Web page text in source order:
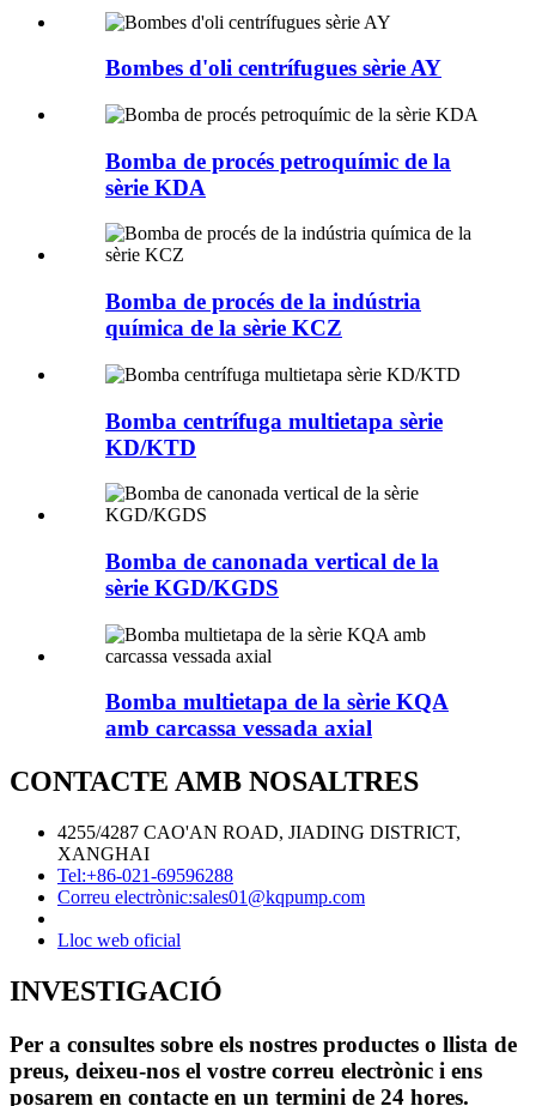
Bombes d'oli centrífugues sèrie AY
Bomba de procés petroquímic de la
sèrie KDA
Bomba de procés de la indústria
química de la sèrie KCZ
Bomba centrífuga multietapa sèrie
KD/KTD
Bomba de canonada vertical de la
sèrie KGD/KGDS
Bomba multietapa de la sèrie KQA
amb carcassa vessada axial
CONTACTE AMB NOSALTRES
4255/4287 CAO'AN ROAD, JIADING DISTRICT,
XANGHAI
Tel:+86-021-69596288
Correu electrònic:sales01@kqpump.com
Lloc web oficial
INVESTIGACIÓ
Per a consultes sobre els nostres productes o llista de
preus, deixeu-nos el vostre correu electrònic i ens
posarem en contacte en un termini de 24 hores.